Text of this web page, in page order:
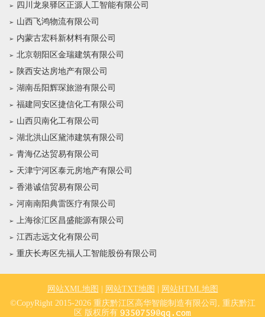
四川龙泉驿区正源人工智能有限公司
山西飞鸿物流有限公司
内蒙古宏科新材料有限公司
北京朝阳区金瑞建筑有限公司
陕西安达房地产有限公司
湖南岳阳辉琛旅游有限公司
福建同安区捷信化工有限公司
山西贝南化工有限公司
湖北洪山区黛沛建筑有限公司
青海亿达贸易有限公司
天津宁河区泰元房地产有限公司
香港诚信贸易有限公司
河南南阳典雷医疗有限公司
上海徐汇区昌盛能源有限公司
江西志远文化有限公司
重庆长寿区先福人工智能股份有限公司
网站XML地图 网站TXT地图
网站HTML地图
©CopyRight 2015-2026 重庆黔江区高华智能制造有限公司, 重庆黔江
区 版权所有